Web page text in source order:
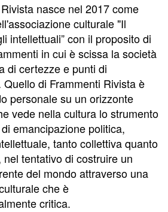
nasce nel 2017 come
culturale "Il
intellettuali” con il proposito di
in cui è scissa la società
di certezze e punti di
Quello di Frammenti Rivista è
personale su un orizzonte
vede nella cultura lo strumento
emancipazione politica,
tanto collettiva quanto
nel tentativo di costruire un
del mondo attraverso una
che è
critica.